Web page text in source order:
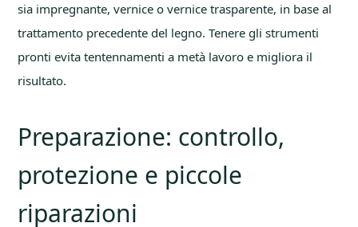
sia impregnante, vernice o vernice trasparente, in base al
trattamento precedente del legno. Tenere gli strumenti
pronti evita tentennamenti a metà lavoro e migliora il
risultato.
Preparazione: controllo,
protezione e piccole
riparazioni